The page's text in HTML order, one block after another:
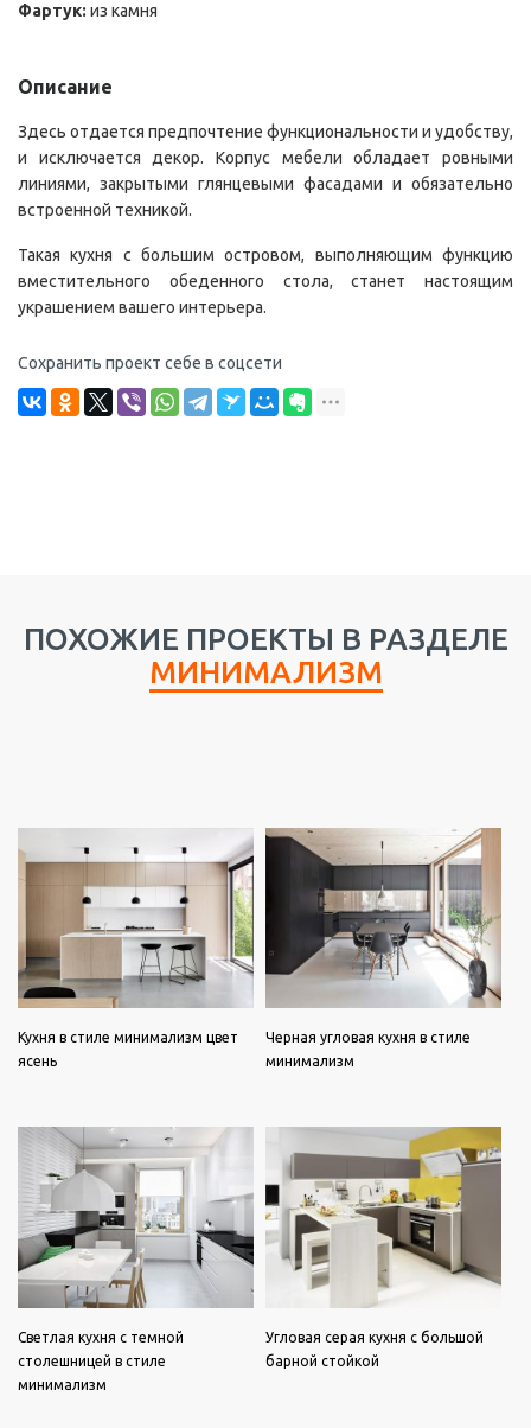
Фартук: из камня
Описание
Здесь отдается предпочтение функциональности и удобству,
и исключается декор. Корпус мебели обладает ровными
линиями, закрытыми глянцевыми фасадами и обязательно
встроенной техникой.
Такая кухня с большим островом, выполняющим функцию
вместительного обеденного стола, станет настоящим
украшением вашего интерьера.
Сохранить проект себе в соцсети
ПОХОЖИЕ ПРОЕКТЫ В РАЗДЕЛЕ
МИНИМАЛИЗМ
Кухня в стиле минимализм цвет
ясень
Черная угловая кухня в стиле
минимализм
Светлая кухня с темной
столешницей в стиле
минимализм
Угловая серая кухня с большой
барной стойкой